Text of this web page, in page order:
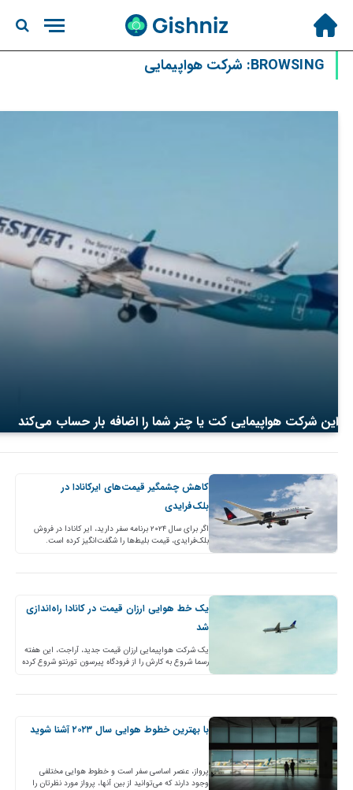
BROWSING: شرکت هواپیمایی
این شرکت هواپیمایی کت یا چتر شما را اضافه بار حساب می‌کند
کاهش چشمگیر قیمت‌های ایرکانادا در
بلک‌فرایدی
اگر برای سال ۲۰۲۴ برنامه‌ سفر دارید، ایر کانادا در فروش
بلک‌فرایدی، قیمت‌ بلیط‌ها را شگفت‌انگیز کرده است.
یک خط هوایی ارزان قیمت در کانادا راه‌اندازی
شد
یک شرکت هواپیمایی ارزان قیمت جدید، آراجت، این هفته
رسما شروع به کارش را از فرودگاه پیرسون تورنتو شروع کرده
با بهترین خطوط هوایی سال ۲۰۲۳ آشنا شوید
پرواز، عنصر اساسی سفر است و خطوط هوایی مختلفی
وجود دارند که می‌توانید از بین آنها، پرواز مورد نظرتان را